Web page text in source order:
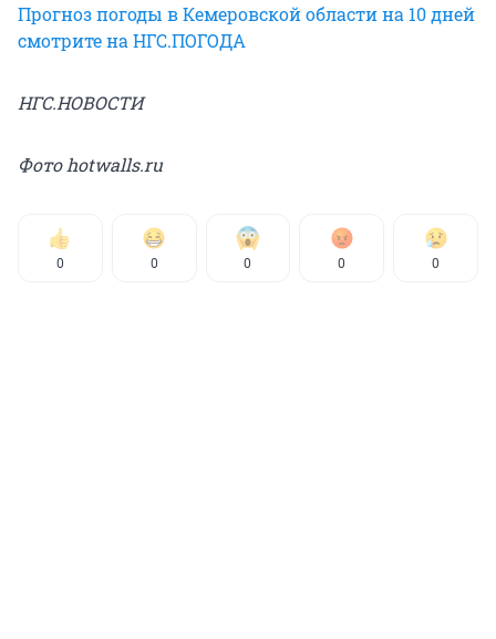
Прогноз погоды в Кемеровской области на 10 дней
смотрите на НГС.ПОГОДА
НГС.НОВОСТИ
Фото hotwalls.ru
0 0 0 0 0